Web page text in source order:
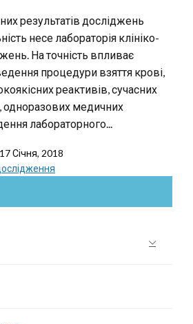
результатів досліджень
несе лабораторія клініко-
На точність впливає
процедури взяття крові,
реактивів, сучасних
одноразових медичних
лабораторного...
17 Січня, 2018